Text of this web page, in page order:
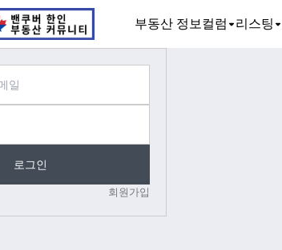
부동산 정보컬럼 리스팅
로그인
회원가입